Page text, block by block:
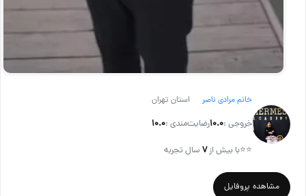
خانم مرادی ناصر استان تهران
خروجی :۱۰.۰رضایت‌مندی :۱۰.۰
⭐⭐با بیش از۷سال تجربه
مشاهده پروفایل